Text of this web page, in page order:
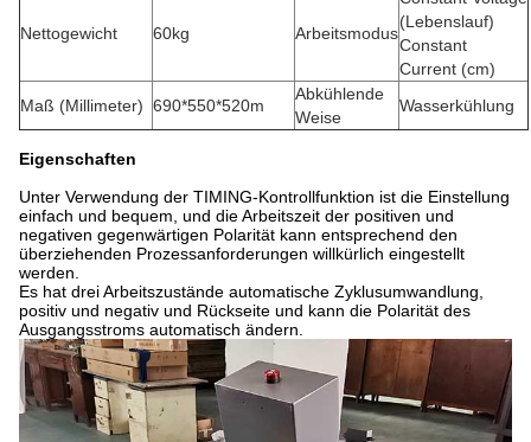
Nettogewicht 60kg Arbeitsmodus
(Lebenslauf)
Constant
Current (cm)
Maß (Millimeter) 690*550*520m
Abkühlende
Weise
Wasserkühlung
Eigenschaften
Unter Verwendung der TIMING-Kontrollfunktion ist die Einstellung
einfach und bequem, und die Arbeitszeit der positiven und
negativen gegenwärtigen Polarität kann entsprechend den
überziehenden Prozessanforderungen willkürlich eingestellt
werden.
Es hat drei Arbeitszustände automatische Zyklusumwandlung,
positiv und negativ und Rückseite und kann die Polarität des
Ausgangsstroms automatisch ändern.